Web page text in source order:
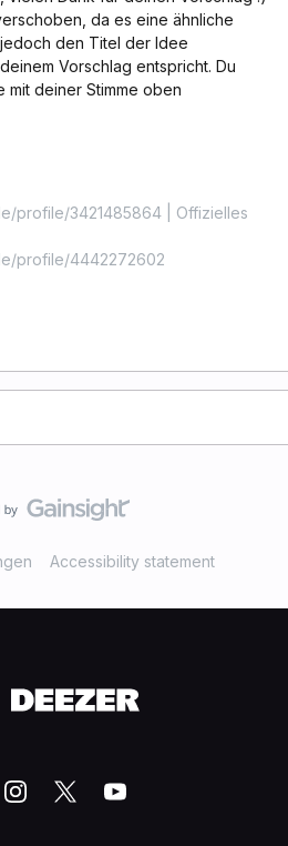
da es eine ähnliche
den Titel der Idee
Vorschlag entspricht. Du
mit deiner Stimme oben
profile/3421485864 | Offizielles
profile/4442272602
Accessibility statement